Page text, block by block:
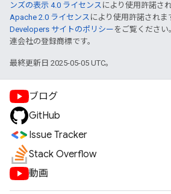
ンズの表示 4.0 ライセンス により使用許諾さ
Apache 2.0 ライセンス により使用許諾されま
Developers サイトのポリシー をご覧ください
連会社の登録商標です。
最終更新日 2025-05-05 UTC。
ブログ
GitHub
Issue Tracker
Stack Overflow
動画